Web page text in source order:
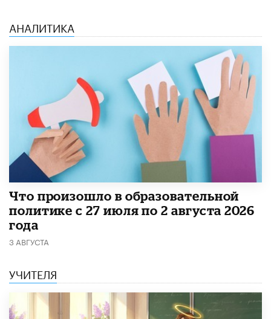
АНАЛИТИКА
​Что произошло в образовательной
политике с 27 июля по 2 августа 2026
года
3 АВГУСТА
УЧИТЕЛЯ